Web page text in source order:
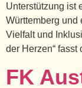
Unterstützung ist
Württemberg und
Vielfalt und
der Herzen“
FK